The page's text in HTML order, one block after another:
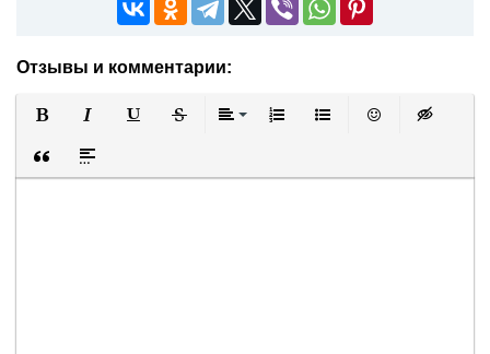
Отзывы и комментарии:
Вставка цитаты
Вставка спойлера